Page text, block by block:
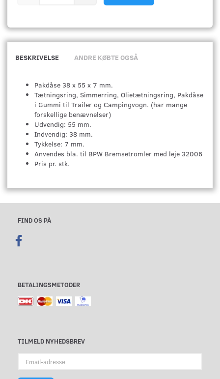
BESKRIVELSE ANDRE KØBTE OGSÅ
Pakdåse 38 x 55 x 7 mm.
Tætningsring, Simmerring, Olietætningsring, Pakdåse
i Gummi til Trailer og Campingvogn. (har mange
forskellige benævnelser)
Udvendig: 55 mm.
Indvendig: 38 mm.
Tykkelse: 7 mm.
Anvendes bla. til BPW Bremsetromler med leje 32006
Pris pr. stk.
FIND OS PÅ
BETALINGSMETODER
TILMELD NYHEDSBREV
adresse